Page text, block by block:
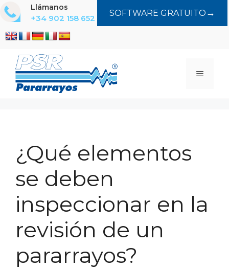
Saltar
al
Llámanos
+34 902 158 652
SOFTWARE GRATUITO →
MENÚ
¿Qué elementos
se deben
inspeccionar en la
revisión de un
pararrayos?